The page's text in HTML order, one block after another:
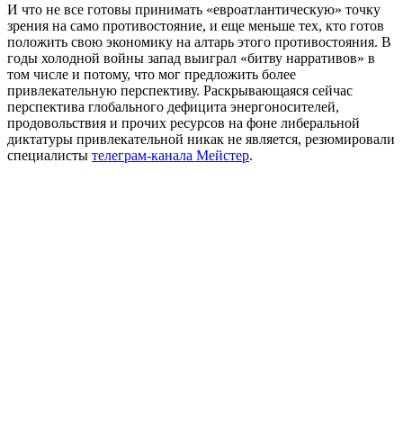
И что не все готовы принимать «евроатлантическую» точку
зрения на само противостояние, и еще меньше тех, кто готов
положить свою экономику на алтарь этого противостояния. В
годы холодной войны запад выиграл «битву нарративов» в
том числе и потому, что мог предложить более
привлекательную перспективу. Раскрывающаяся сейчас
перспектива глобального дефицита энергоносителей,
продовольствия и прочих ресурсов на фоне либеральной
диктатуры привлекательной никак не является, резюмировали
специалисты телеграм-канала Мейстер.